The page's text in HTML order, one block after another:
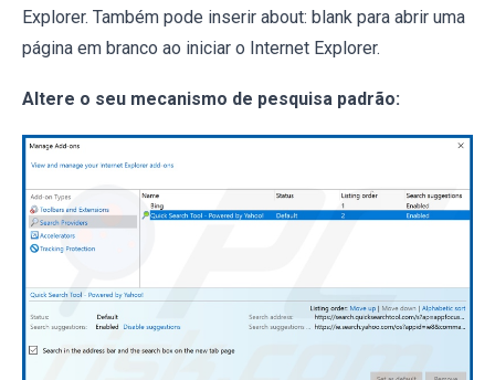
Explorer. Também pode inserir about: blank para abrir uma
página em branco ao iniciar o Internet Explorer.
Altere o seu mecanismo de pesquisa padrão: